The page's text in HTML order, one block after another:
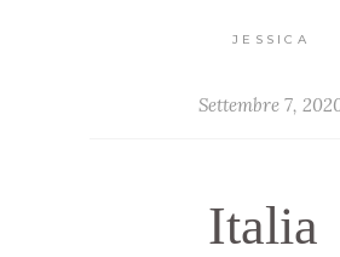
JESSICA
Settembre 7,
Italia